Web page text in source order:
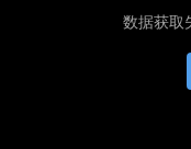
数据获取